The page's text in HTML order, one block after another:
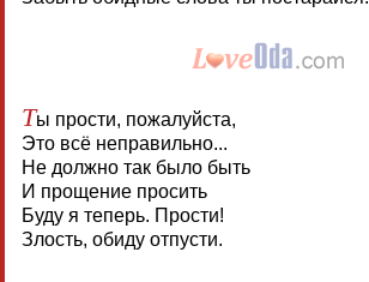
Ты прости, пожалуйста,
Это всё неправильно...
Не должно так было быть
И прощение просить
Буду я теперь. Прости!
Злость, обиду отпусти.